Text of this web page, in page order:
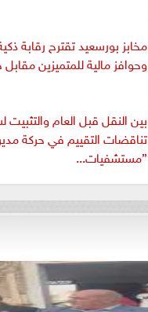
مخابز بورسعيد تقترح رقابة
وحوافز مالية للمتميزين
بين النقل قبل العام
تناقضات التقييم في حركة
”مستشفيات...